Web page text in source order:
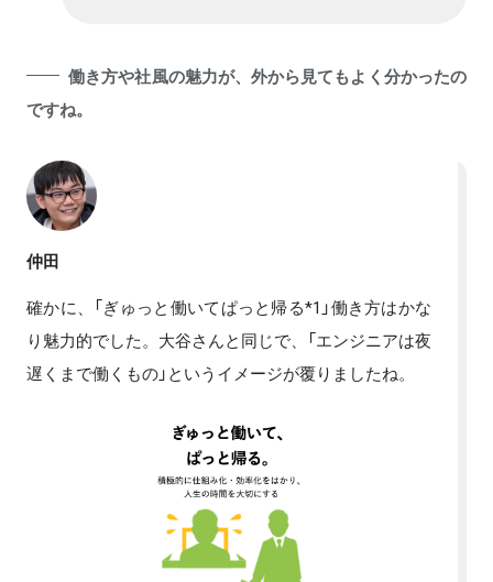
働き方や社風の魅力が、外から見てもよく分かったの
ですね。
仲田
確かに、「ぎゅっと働いてぱっと帰る*1」働き方はかな
り魅力的でした。大谷さんと同じで、「エンジニアは夜
遅くまで働くもの」というイメージが覆りましたね。